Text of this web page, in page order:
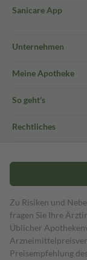
Sanicare App
Unternehmen
Meine Apotheke
So geht's
Rechtliches
Zu Risiken und
fragen Sie Ihre
Üblicher
Preisempfehlung